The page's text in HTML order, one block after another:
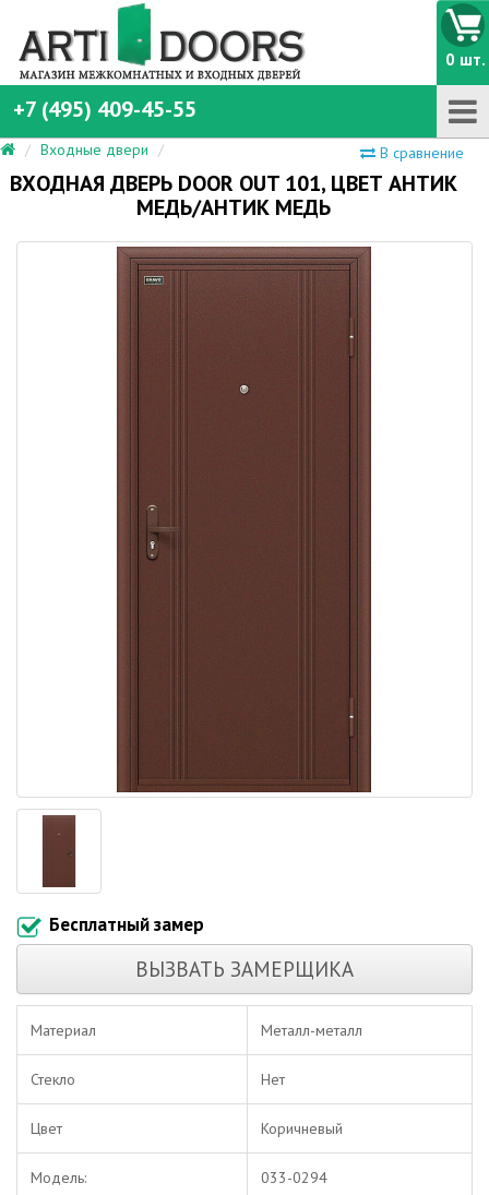
+7 (495) 409-45-55
0 шт.
В сравнение
Входные двери
ВХОДНАЯ ДВЕРЬ DOOR OUT 101, ЦВЕТ АНТИК
МЕДЬ/АНТИК МЕДЬ
Бесплатный замер
ВЫЗВАТЬ ЗАМЕРЩИКА
Материал Металл-металл
Стекло Нет
Цвет Коричневый
Модель: 033-0294